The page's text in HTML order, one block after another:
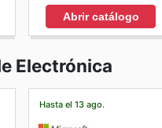
Abrir catálogo
Electrónica
Hasta el 13 ago.